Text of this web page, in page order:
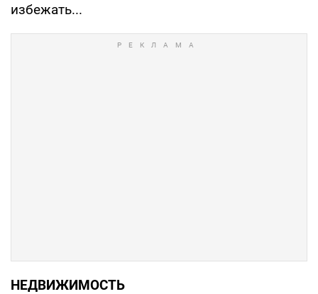
избежать...
НЕДВИЖИМОСТЬ